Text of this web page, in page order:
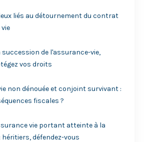
liés au détournement du contrat
de l'assurance-vie,
vos droits
non dénouée et conjoint survivant :
fiscales ?
vie portant atteinte à la
défendez-vous